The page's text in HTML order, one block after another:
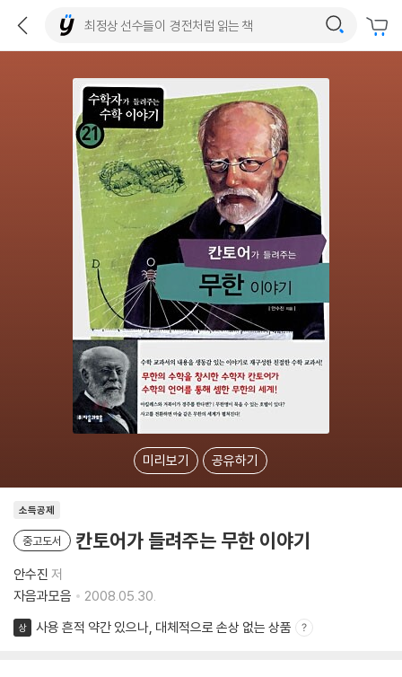
미리보기 공유하기
소득공제
중고도서 칸토어가 들려주는 무한 이야기
안수진 저
자음과모음
2008.05.30.
상 사용 흔적 약간 있으나, 대체적으로 손상 없는 상품